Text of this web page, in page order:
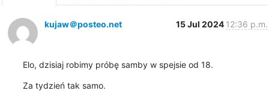
kujaw＠posteo.net 15 Jul 2024 12:36 p.m.
Elo, dzisiaj robimy próbę samby w spejsie od 18.
Za tydzień tak samo.